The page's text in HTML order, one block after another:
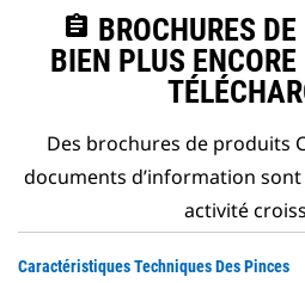
assignment BROCHURES
BIEN PLUS
Des brochures de produits
documents d’information
activité
Caractéristiques Techniques Des Pinces